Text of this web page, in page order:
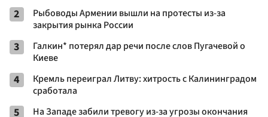
2
Рыбоводы Армении вышли на протесты из-за
закрытия рынка России
3
Галкин* потерял дар речи после слов Пугачевой о
Киеве
4
Кремль переиграл Литву: хитрость с Калининградом
сработала
5
На Западе забили тревогу из-за угрозы окончания